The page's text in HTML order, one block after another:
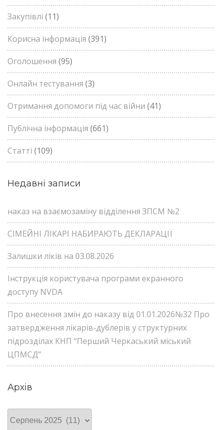
Закупівлі (11)
Корисна інформація (391)
Оголошення (95)
Онлайн тестування (3)
Отримання допомоги під час війни (41)
Публічна інформація (661)
Статті (109)
Недавні записи
наказ на взаємозаміну відділення ЗПСМ №2
СІМЕЙНІ ЛІКАРІ НАБИРАЮТЬ ДЕКЛАРАЦІЇ
Залишки ліків на 03.08.2026
Інструкція користувача програми екранного
доступу NVDA
Про внесення змін до наказу від 01.01.2026№32 Про
затвердження лікарів-дублерів у структурних
підрозділах КНП “Перший Черкаський міський
ЦПМСД”
Архів
Архів